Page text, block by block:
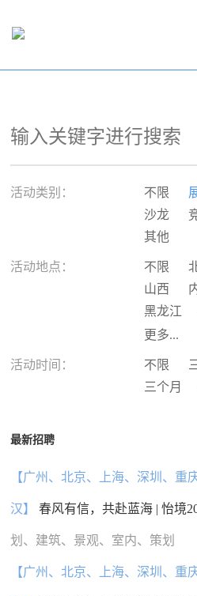
活动类别： 不限
沙龙
其他
活动地点： 不限
山西
黑龙江
安徽
广西
更多...
活动时间： 不限
三个月
最新招聘
【广州、北京、上海、深圳、重
汉】 春风有信，共赴蓝海 | 怡境
划、建筑、景观、室内、策划
【广州、北京、上海、深圳、重